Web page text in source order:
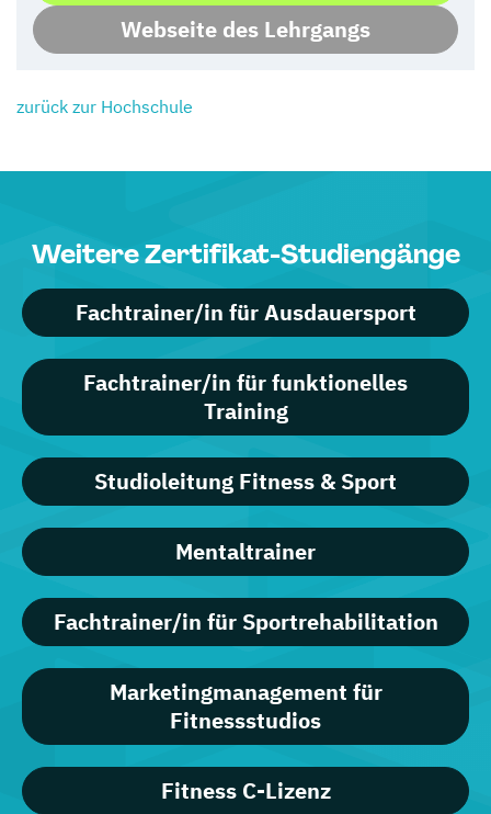
Webseite des Lehrgangs
zurück zur Hochschule
Weitere Zertifikat-Studiengänge
Fachtrainer/in für Ausdauersport
Fachtrainer/in für funktionelles
Training
Studioleitung Fitness & Sport
Mentaltrainer
Fachtrainer/in für Sportrehabilitation
Marketingmanagement für
Fitnessstudios
Fitness C-Lizenz